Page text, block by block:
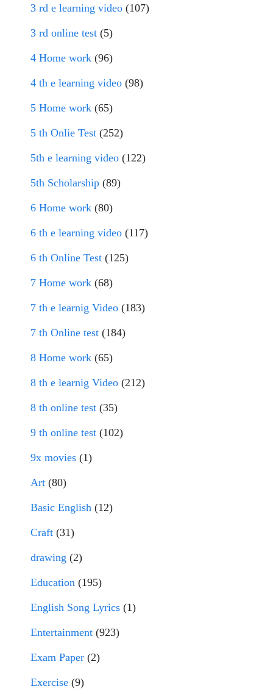
3 rd e learning video (107)
3 rd online test (5)
4 Home work (96)
4 th e learning video (98)
5 Home work (65)
5 th Onlie Test (252)
5th e learning video (122)
5th Scholarship (89)
6 Home work (80)
6 th e learning video (117)
6 th Online Test (125)
7 Home work (68)
7 th e learnig Video (183)
7 th Online test (184)
8 Home work (65)
8 th e learnig Video (212)
8 th online test (35)
9 th online test (102)
9x movies (1)
Art (80)
Basic English (12)
Craft (31)
drawing (2)
Education (195)
English Song Lyrics (1)
Entertainment (923)
Exam Paper (2)
Exercise (9)